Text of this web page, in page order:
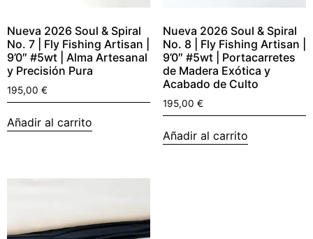
Nueva 2026 Soul & Spiral
No. 7 | Fly Fishing Artisan |
9’0″ #5wt | Alma Artesanal
y Precisión Pura
195,00 €
Añadir al carrito
Nueva 2026 Soul & Spiral
No. 8 | Fly Fishing Artisan |
9’0″ #5wt | Portacarretes
de Madera Exótica y
Acabado de Culto
195,00 €
Añadir al carrito